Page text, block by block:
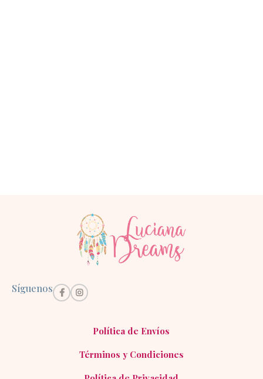
Síguenos
Política de Envíos
Términos y Condiciones